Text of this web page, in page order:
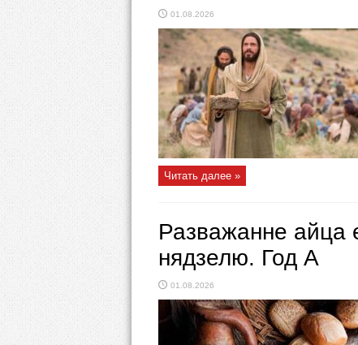
01.08.2026
Читать далее »
Разважанне айца
нядзелю. Год А
01.08.2026